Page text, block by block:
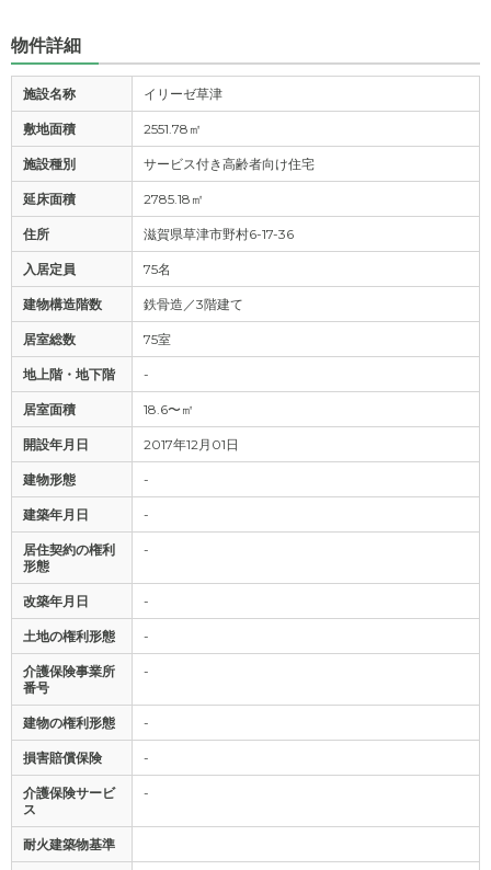
物件詳細
施設名称 イリーゼ草津
敷地面積 2551.78㎡
施設種別 サービス付き高齢者向け住宅
延床面積 2785.18㎡
住所 滋賀県草津市野村6-17-36
入居定員 75名
建物構造階数 鉄骨造／3階建て
居室総数 75室
地上階・地下階 -
居室面積 18.6〜㎡
開設年月日 2017年12月01日
建物形態 -
建築年月日 -
居住契約の権利
形態
-
改築年月日 -
土地の権利形態 -
介護保険事業所
番号
-
建物の権利形態 -
損害賠償保険 -
介護保険サービ
ス
-
耐火建築物基準